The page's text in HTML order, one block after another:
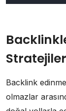
Backlink
olmazlar